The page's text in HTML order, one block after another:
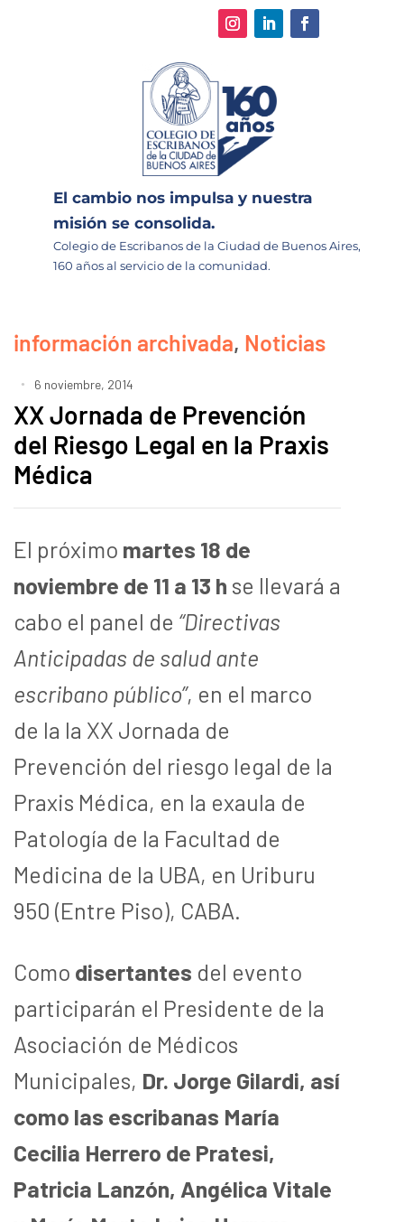
El cambio nos impulsa y nuestra
misión se consolida.
Colegio de Escribanos de la Ciudad de Buenos Aires,
160 años al servicio de la comunidad.
información archivada, Noticias
6 noviembre, 2014
XX Jornada de Prevención
del Riesgo Legal en la Praxis
Médica
El próximo martes 18 de
noviembre de 11 a 13 h se llevará a
cabo el panel de “Directivas
Anticipadas de salud ante
escribano público”, en el marco
de la la XX Jornada de
Prevención del riesgo legal de la
Praxis Médica, en la exaula de
Patología de la Facultad de
Medicina de la UBA, en Uriburu
950 (Entre Piso), CABA.
Como disertantes del evento
participarán el Presidente de la
Asociación de Médicos
Municipales, Dr. Jorge Gilardi, así
como las escribanas María
Cecilia Herrero de Pratesi,
Patricia Lanzón, Angélica Vitale